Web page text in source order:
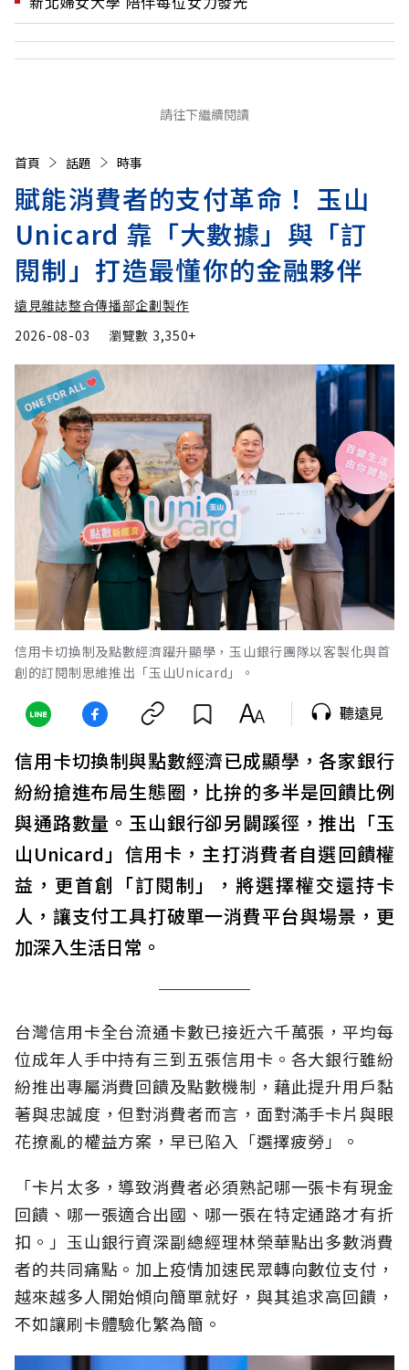
請往下繼續閱讀
首頁 話題 時事
賦能消費者的支付革命！ 玉山
Unicard 靠「大數據」與「訂
閱制」打造最懂你的金融夥伴
遠見雜誌整合傳播部企劃製作
2026-08-03
瀏覽數 3,350+
信用卡切換制及點數經濟躍升顯學，玉山銀行團隊以客製化與首
創的訂閱制思維推出「玉山Unicard」。
聽遠見
信用卡切換制與點數經濟已成顯學，各家銀行
紛紛搶進布局生態圈，比拚的多半是回饋比例
與通路數量。玉山銀行卻另闢蹊徑，推出「玉
山Unicard」信用卡，主打消費者自選回饋權
益，更首創「訂閱制」，將選擇權交還持卡
人，讓支付工具打破單一消費平台與場景，更
加深入生活日常。
台灣信用卡全台流通卡數已接近六千萬張，平均每
位成年人手中持有三到五張信用卡。各大銀行雖紛
紛推出專屬消費回饋及點數機制，藉此提升用戶黏
著與忠誠度，但對消費者而言，面對滿手卡片與眼
花撩亂的權益方案，早已陷入「選擇疲勞」。
「卡片太多，導致消費者必須熟記哪一張卡有現金
回饋、哪一張適合出國、哪一張在特定通路才有折
扣。」玉山銀行資深副總經理林榮華點出多數消費
者的共同痛點。加上疫情加速民眾轉向數位支付，
越來越多人開始傾向簡單就好，與其追求高回饋，
不如讓刷卡體驗化繁為簡。